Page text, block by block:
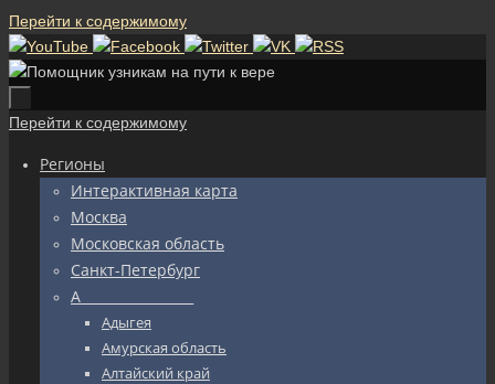
Перейти к содержимому
Перейти к содержимому
Регионы
Интерактивная карта
Москва
Московская область
Санкт-Петербург
А_________________
Адыгея
Амурская область
Алтайский край